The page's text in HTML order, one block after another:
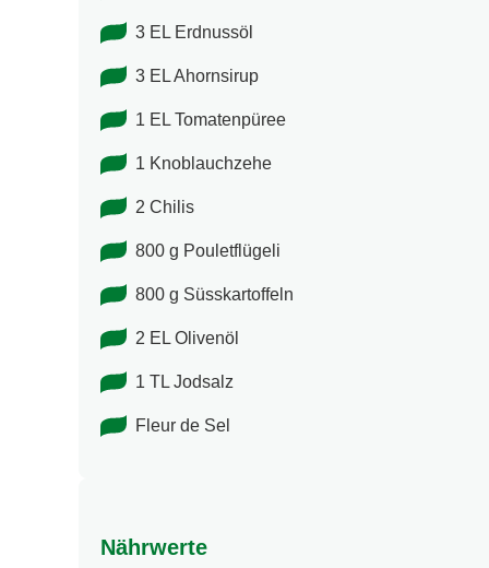
3 EL Erdnussöl
3 EL Ahornsirup
1 EL Tomatenpüree
1 Knoblauchzehe
2 Chilis
800 g Pouletflügeli
800 g Süsskartoffeln
2 EL Olivenöl
1 TL Jodsalz
Fleur de Sel
Nährwerte